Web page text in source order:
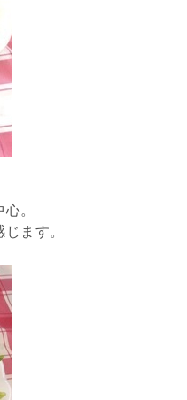
。
ます。